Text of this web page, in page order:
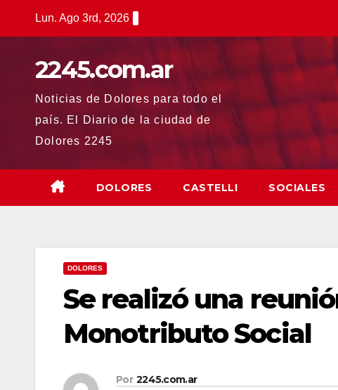
Lun. Ago 3rd, 2026
2245.com.ar
Noticias de Dolores para todo el
país. El Diario de la ciudad de
Dolores 2245
DOLORES CASTELLI SOCIALES
DOLORES
Se realizó una
Monotributo Social
Por 2245.com.ar